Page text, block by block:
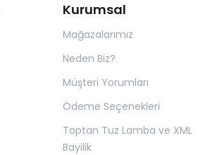
Kurumsal
Mağazalarımız
Neden Biz?
Müşteri Yorumları
Ödeme Seçenekleri
Toptan Tuz Lamba ve XML
Bayilik